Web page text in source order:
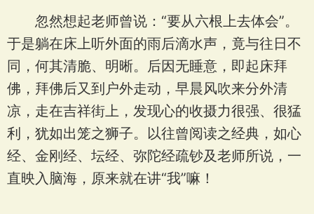
忽然想起老师曾说：“要从六根上去体会”。
于是躺在床上听外面的雨后滴水声，竟与往日不
同，何其清脆、明晰。后因无睡意，即起床拜
佛，拜佛后又到户外走动，早晨风吹来分外清
凉，走在吉祥街上，发现心的收摄力很强、很猛
利，犹如出笼之狮子。以往曾阅读之经典，如心
经、金刚经、坛经、弥陀经疏钞及老师所说，一
直映入脑海，原来就在讲“我”嘛！